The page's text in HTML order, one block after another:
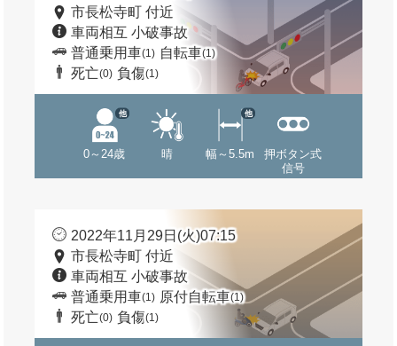
市長松寺町 付近
車両相互 小破事故
普通乗用車(1) 自転車(1)
死亡(0) 負傷(1)
0～24歳
他
晴 幅～5.5m
他
押ボタン式
信号
2022年11月29日(火)07:15
市長松寺町 付近
車両相互 小破事故
普通乗用車(1) 原付自転車(1)
死亡(0) 負傷(1)